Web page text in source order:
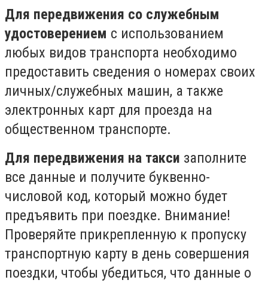
Для передвижения со служебным
удостоверением с использованием
любых видов транспорта необходимо
предоставить сведения о номерах своих
личных/служебных машин, а также
электронных карт для проезда на
общественном транспорте.
Для передвижения на такси заполните
все данные и получите буквенно-
числовой код, который можно будет
предъявить при поездке. Внимание!
Проверяйте прикрепленную к пропуску
транспортную карту в день совершения
поездки, чтобы убедиться, что данные о